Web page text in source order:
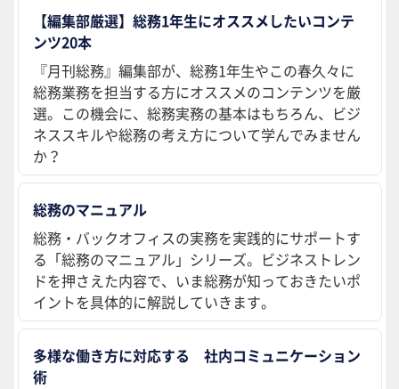
【編集部厳選】総務1年生にオススメしたいコンテ
ンツ20本
『月刊総務』編集部が、総務1年生やこの春久々に
総務業務を担当する方にオススメのコンテンツを厳
選。この機会に、総務実務の基本はもちろん、ビジ
ネススキルや総務の考え方について学んでみません
か？
総務のマニュアル
総務・バックオフィスの実務を実践的にサポートす
る「総務のマニュアル」シリーズ。ビジネストレン
ドを押さえた内容で、いま総務が知っておきたいポ
イントを具体的に解説していきます。
多様な働き方に対応する 社内コミュニケーション
術